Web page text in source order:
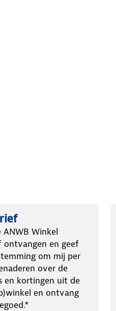
ANWB Winkel
ontvangen en geef
om mij per
over de
en kortingen uit de
en ontvang